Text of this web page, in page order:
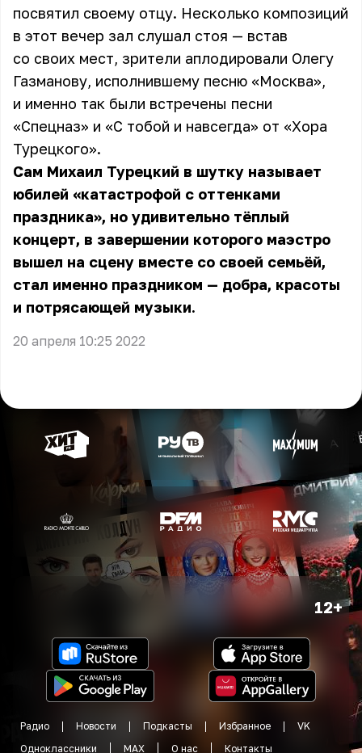
посвятил своему отцу. Несколько композиций
в этот вечер зал слушал стоя — встав
со своих мест, зрители аплодировали Олегу
Газманову, исполнившему песню «Москва»,
и именно так были встречены песни
«Спецназ» и «С тобой и навсегда» от «Хора
Турецкого».
Сам Михаил Турецкий в шутку называет
юбилей «катастрофой с оттенками
праздника», но удивительно тёплый
концерт, в завершении которого маэстро
вышел на сцену вместе со своей семьёй,
стал именно праздником — добра, красоты
и потрясающей музыки.
20 апреля 10:25 2022
12+
Радио Новости Подкасты Избранное
VK
Одноклассники
MAX О нас Контакты